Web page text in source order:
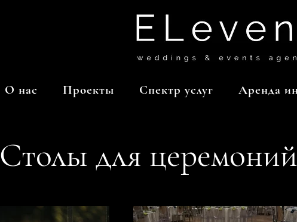
О нас Проекты Спектр услуг Аренда
Столы для